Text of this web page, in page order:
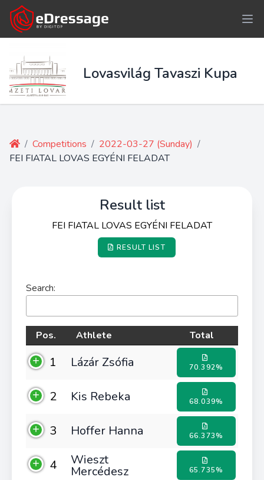
Lovasvilág Tavaszi Kupa
/ Competitions / 2022-03-27 (Sunday) /
FEI FIATAL LOVAS EGYÉNI FELADAT
Result list
FEI FIATAL LOVAS EGYÉNI FELADAT
RESULT LIST
Search:
Pos. Athlete Total
1 Lázár Zsófia 70.392%
2 Kis Rebeka 68.039%
3 Hoffer Hanna 66.373%
4 Wieszt
Mercédesz 65.735%